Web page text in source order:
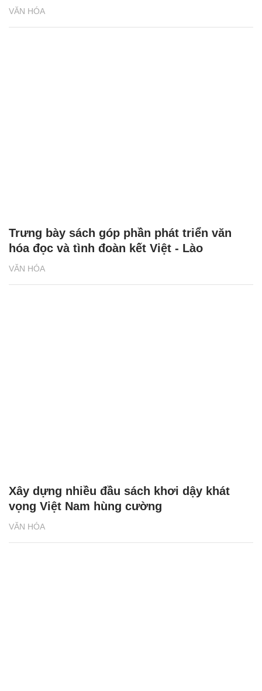
VĂN HÓA
VĂN HÓA
Trưng bày sách góp phần phát triển văn
hóa đọc và tình đoàn kết Việt - Lào
VĂN HÓA
Xây dựng nhiều đầu sách khơi dậy khát
vọng Việt Nam hùng cường